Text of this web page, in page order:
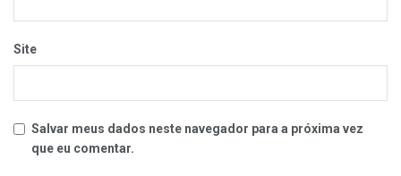
Site
Salvar meus dados neste navegador para a próxima vez
que eu comentar.